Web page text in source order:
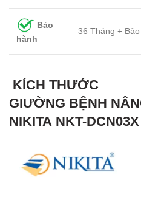
Bảo
hành
36 Tháng +
KÍCH THƯỚC
GIƯỜNG BỆNH
NIKITA NKT-DCN03X